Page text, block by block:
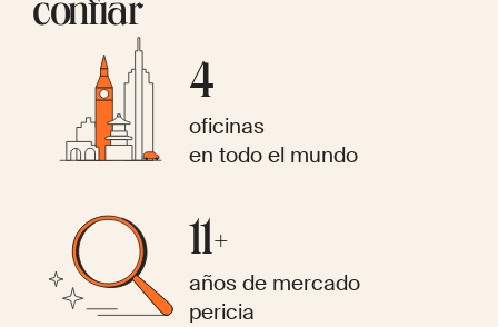
confiar
4
oficinas
en todo el mundo
11+
años de mercado
pericia